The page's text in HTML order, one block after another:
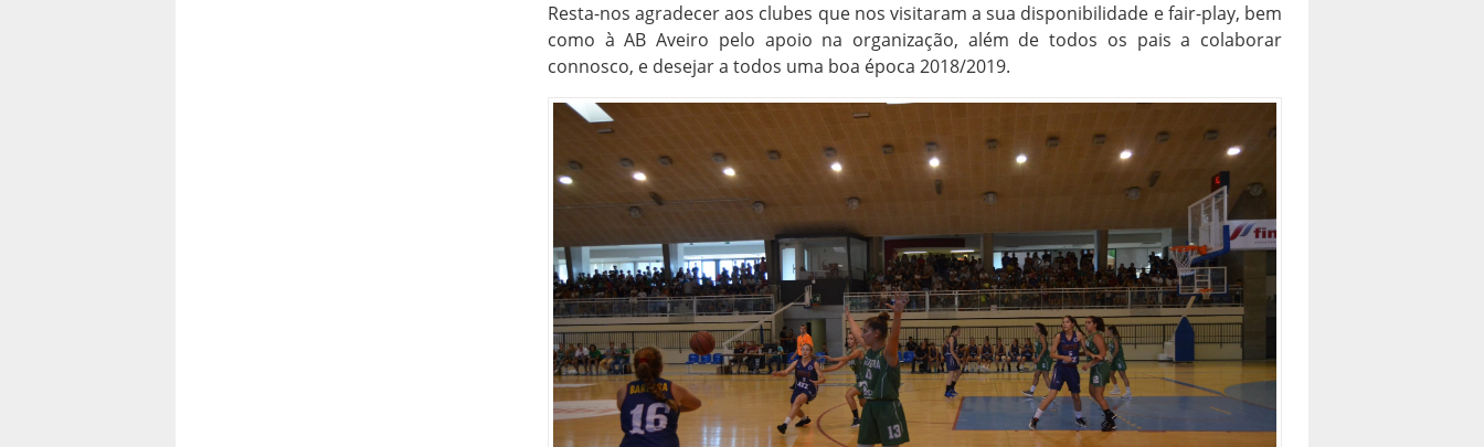
Resta-nos agradecer aos clubes que nos visitaram a sua disponibilidade e fair-play, bem
como à AB Aveiro pelo apoio na organização, além de todos os pais a colaborar
connosco, e desejar a todos uma boa época 2018/2019.